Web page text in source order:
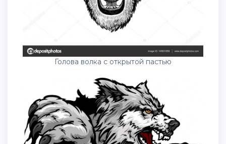
Голова волка с открытой пастью